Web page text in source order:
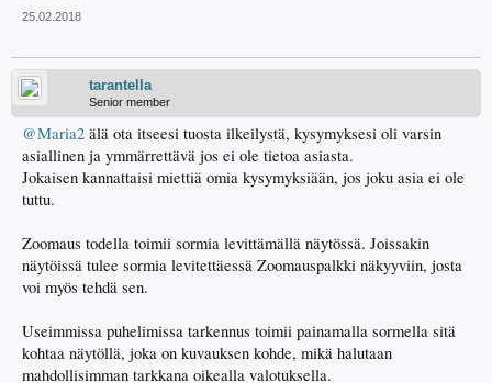
25.02.2018
tarantella
Senior member
@Maria2 älä ota itseesi tuosta ilkeilystä, kysymyksesi oli varsin
asiallinen ja ymmärrettävä jos ei ole tietoa asiasta.
Jokaisen kannattaisi miettiä omia kysymyksiään, jos joku asia ei ole
tuttu.
Zoomaus todella toimii sormia levittämällä näytössä. Joissakin
näytöissä tulee sormia levitettäessä Zoomauspalkki näkyyviin, josta
voi myös tehdä sen.
Useimmissa puhelimissa tarkennus toimii painamalla sormella sitä
kohtaa näytöllä, joka on kuvauksen kohde, mikä halutaan
mahdollisimman tarkkana oikealla valotuksella.